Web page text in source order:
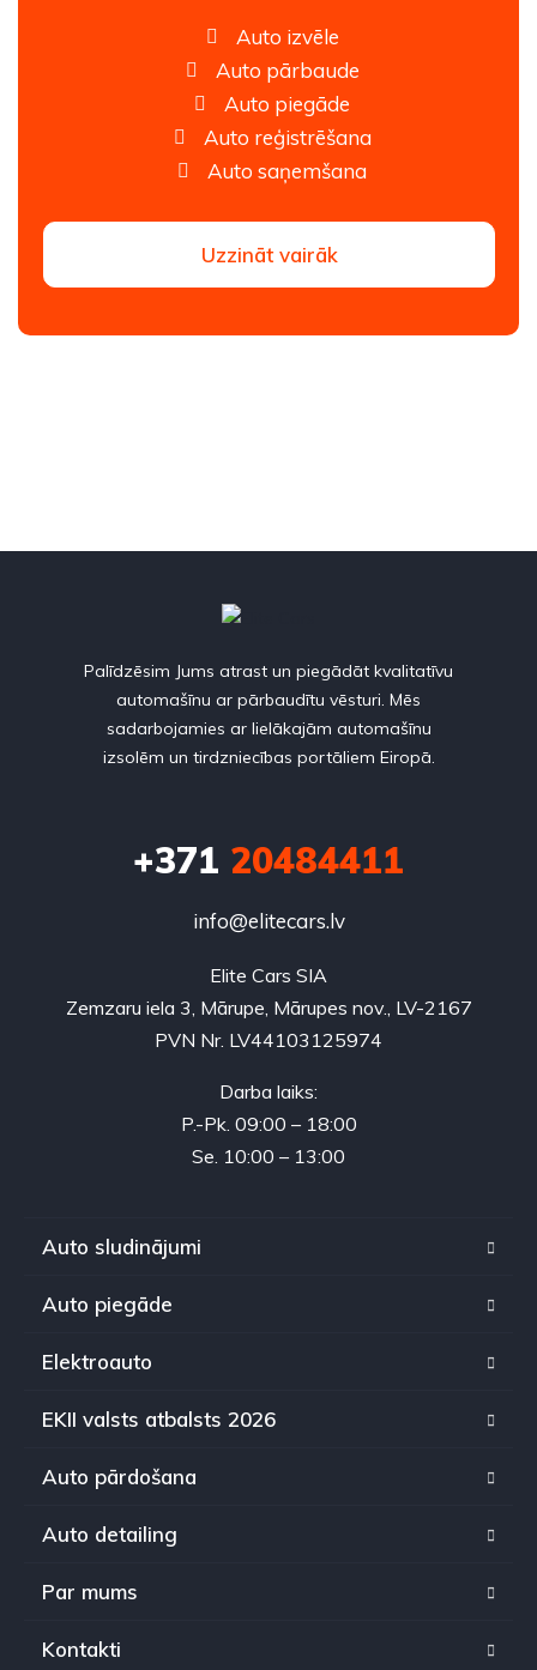
Auto izvēle
Auto pārbaude
Auto piegāde
Auto reģistrēšana
Auto saņemšana
Uzzināt vairāk
Palīdzēsim Jums atrast un piegādāt kvalitatīvu
automašīnu ar pārbaudītu vēsturi. Mēs
sadarbojamies ar lielākajām automašīnu
izsolēm un tirdzniecības portāliem Eiropā.
+371 20484411
info@elitecars.lv
Elite Cars SIA
Zemzaru iela 3, Mārupe, Mārupes nov., LV-2167
PVN Nr. LV44103125974
Darba laiks:
P.-Pk. 09:00 – 18:00
Se. 10:00 – 13:00
Auto sludinājumi
Auto piegāde
Elektroauto
EKII valsts atbalsts 2026
Auto pārdošana
Auto detailing
Par mums
Kontakti